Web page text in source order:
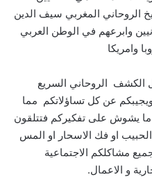
الروحاني المغربي سيف الدين
وابرعهم في الوطن العربي
وامريكا
الكشف الروحاني السريع
عن كل تساؤلاتكم مما
يشوش على تفكيركم فتتلقون
الحبيب او فك الاسحار او المس
مشاكلكم الاجتماعية
و الاعمال.